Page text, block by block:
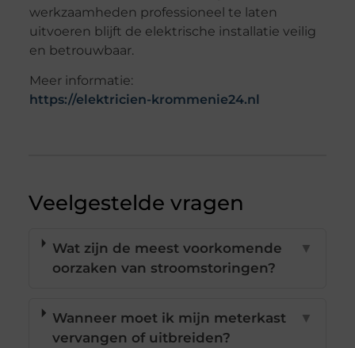
werkzaamheden professioneel te laten
uitvoeren blijft de elektrische installatie veilig
en betrouwbaar.
Meer informatie:
https://elektricien-krommenie24.nl
Veelgestelde vragen
Wat zijn de meest voorkomende
oorzaken van stroomstoringen?
▼
Wanneer moet ik mijn meterkast
vervangen of uitbreiden?
▼